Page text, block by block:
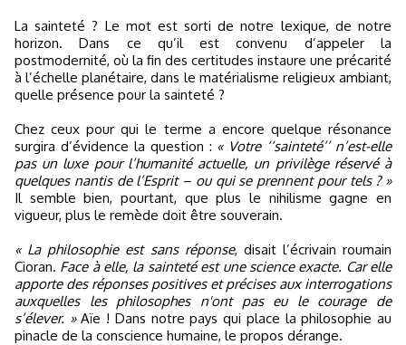
La sainteté ? Le mot est sorti de notre lexique, de notre
horizon. Dans ce qu’il est convenu d’appeler la
postmodernité, où la fin des certitudes instaure une précarité
à l’échelle planétaire, dans le matérialisme religieux ambiant,
quelle présence pour la sainteté ?
Chez ceux pour qui le terme a encore quelque résonance
surgira d’évidence la question : « Votre ‘‘sainteté’’ n’est-elle
pas un luxe pour l’humanité actuelle, un privilège réservé à
quelques nantis de l’Esprit – ou qui se prennent pour tels ? »
Il semble bien, pourtant, que plus le nihilisme gagne en
vigueur, plus le remède doit être souverain.
« La philosophie est sans réponse, disait l’écrivain roumain
Cioran. Face à elle, la sainteté est une science exacte. Car elle
apporte des réponses positives et précises aux interrogations
auxquelles les philosophes n'ont pas eu le courage de
s’élever. »Aïe ! Dans notre pays qui place la philosophie au
pinacle de la conscience humaine, le propos dérange.